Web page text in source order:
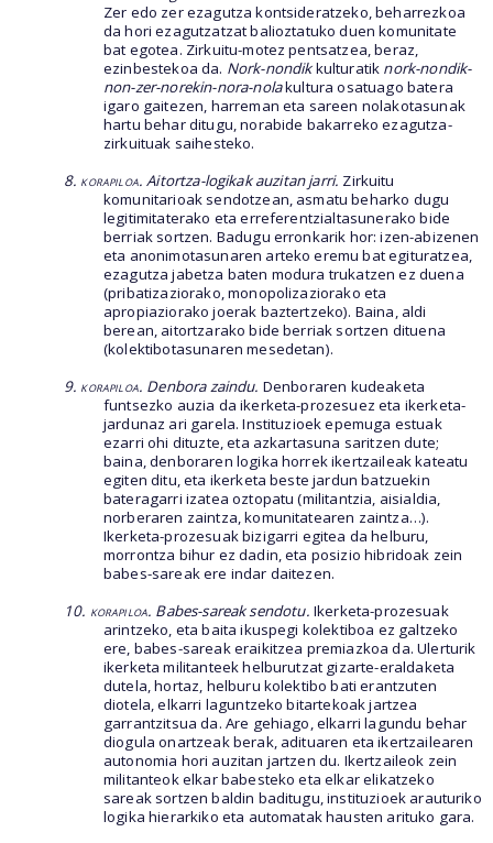
Zer edo zer ezagutza kontsideratzeko, beharrezkoa
da hori ezagutzatzat balioztatuko duen komunitate
bat egotea. Zirkuitu-motez pentsatzea, beraz,
ezinbestekoa da. Nork-nondikkulturatik nork-nondik-
non-zer-norekin-nora-nolakultura osatuago batera
igaro gaitezen, harreman eta sareen nolakotasunak
hartu behar ditugu, norabide bakarreko ezagutza-
zirkuituak saihesteko.
8. korapiloa. Aitortza-logikak auzitan jarri. Zirkuitu
komunitarioak sendotzean, asmatu beharko dugu
legitimitaterako eta erreferentzialtasunerako bide
berriak sortzen. Badugu erronkarik hor: izen-abizenen
eta anonimotasunaren arteko eremu bat egituratzea,
ezagutza jabetza baten modura trukatzen ez duena
(pribatizaziorako, monopolizaziorako eta
apropiaziorako joerak baztertzeko). Baina, aldi
berean, aitortzarako bide berriak sortzen dituena
(kolektibotasunaren mesedetan).
9. korapiloa. Denbora zaindu. Denboraren kudeaketa
funtsezko auzia da ikerketa-prozesuez eta ikerketa-
jardunaz ari garela. Instituzioek epemuga estuak
ezarri ohi dituzte, eta azkartasuna saritzen dute;
baina, denboraren logika horrek ikertzaileak kateatu
egiten ditu, eta ikerketa beste jardun batzuekin
bateragarri izatea oztopatu (militantzia, aisialdia,
norberaren zaintza, komunitatearen zaintza…).
Ikerketa-prozesuak bizigarri egitea da helburu,
morrontza bihur ez dadin, eta posizio hibridoak zein
babes-sareak ere indar daitezen.
10. korapiloa. Babes-sareak sendotu. Ikerketa-prozesuak
arintzeko, eta baita ikuspegi kolektiboa ez galtzeko
ere, babes-sareak eraikitzea premiazkoa da. Ulerturik
ikerketa militanteek helburutzat gizarte-eraldaketa
dutela, hortaz, helburu kolektibo bati erantzuten
diotela, elkarri laguntzeko bitartekoak jartzea
garrantzitsua da. Are gehiago, elkarri lagundu behar
diogula onartzeak berak, adituaren eta ikertzailearen
autonomia hori auzitan jartzen du. Ikertzaileok zein
militanteok elkar babesteko eta elkar elikatzeko
sareak sortzen baldin baditugu, instituzioek arauturiko
logika hierarkiko eta automatak hausten arituko gara.